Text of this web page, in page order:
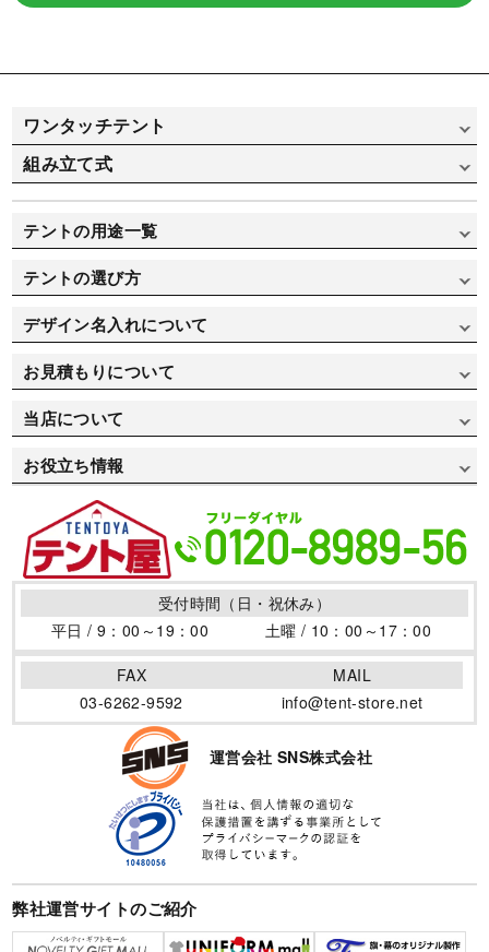
ワンタッチテント
かんたんてんと（スチール&アルミ骨フレーム）
かんたんてんと（オールアルミ骨フレーム）
かんたんてんと 横幕
ミスタークイックテント（スチール&アルミ骨フレーム）
ミスタークイックテント（オールアルミ骨フレーム）
組み立て式
組み立て式パイプテント
組み立て式パイプテント（横幕一覧）
テントの用途一覧
イベント用途で選ぶ
寄贈/記念品用で選ぶ
運動会/卒業式用で選ぶ
部活/クラブ活動用で選ぶ
自治体/地方公共団体用で選ぶ
お祭り用で選ぶ
医療/病院用で選ぶ
防災/消防用で選ぶ
商店街用で選ぶ
店舗/ブース/露店用で選ぶ
フェス/マルシェ/フリマ用で選ぶ
地鎮祭用で選ぶ
テントの選び方
テントの選び方
デザイン名入れについて
オリジナルテント製作実績
デザインデータ入稿方法
デザインデータ作成方法
プリント書体見本
デザインサンプル
お見積もりについて
テント自動お見積り
送料について
返品・変更について
よくある質問集
当店について
会社概要
個人情報保護方針
サイトポリシー
お役立ち情報
イベントテントの取り扱い
テントの活用場所
テントの仲間
テント制作のポイント
ワンタッチテントの効果
イベントテントを暴風から守る風対策！その方法と必要性
について
卒園卒業の記念と御礼に寄贈用テントがオススメです
夏の熱中症対策に！日差しを避けるイベントテント！
イベントテントを使いたい！購入とレンタルのメリット・
デメリット
イベントテントを長く使うために。寿命と保管方法
イベントテントの空間を作る【横幕】のメリットと効果
受付時間（日・祝休み）
平日 / 9：00～19：00
土曜 / 10：00～17：00
FAX
03-6262-9592
MAIL
info@tent-store.net
運営会社 SNS株式会社
弊社運営サイトのご紹介